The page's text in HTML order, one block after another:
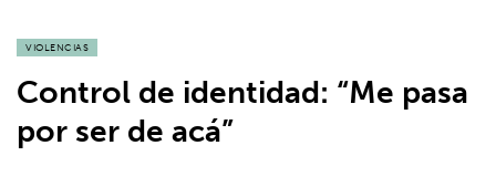
VIOLENCIAS
Control de identidad: “Me pasa
por ser de acá”